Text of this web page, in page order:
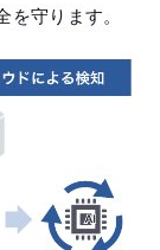
守ります。